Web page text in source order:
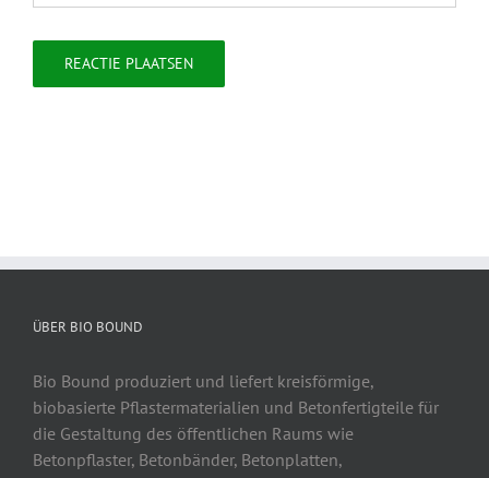
ÜBER BIO BOUND
Bio Bound produziert und liefert kreisförmige,
biobasierte Pflastermaterialien und Betonfertigteile für
die Gestaltung des öffentlichen Raums wie
Betonpflaster, Betonbänder, Betonplatten,